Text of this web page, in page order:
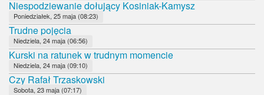
Niespodziewanie dołujący Kosiniak-Kamysz
Poniedziałek, 25 maja (08:23)
Trudne pojęcia
Niedziela, 24 maja (06:56)
Kurski na ratunek w trudnym momencie
Niedziela, 24 maja (09:10)
Czy Rafał Trzaskowski
Sobota, 23 maja (07:17)